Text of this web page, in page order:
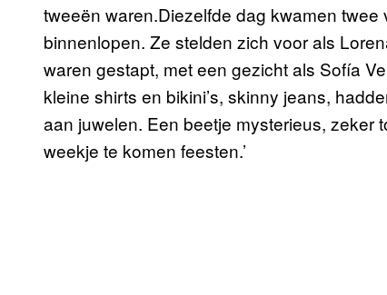
tweeën waren.Diezelfde dag kwamen
binnenlopen. Ze stelden zich voor als
waren gestapt, met een gezicht als Sofía
kleine shirts en bikini’s, skinny jeans,
aan juwelen. Een beetje mysterieus, zeker
weekje te komen feesten.’